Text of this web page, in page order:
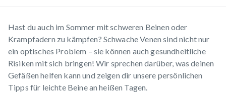
Hast du auch im Sommer mit schweren Beinen oder
Krampfadern zu kämpfen? Schwache Venen sind nicht nur
ein optisches Problem – sie können auch gesundheitliche
Risiken mit sich bringen! Wir sprechen darüber, was deinen
Gefäßen helfen kann und zeigen dir unsere persönlichen
Tipps für leichte Beine an heißen Tagen.